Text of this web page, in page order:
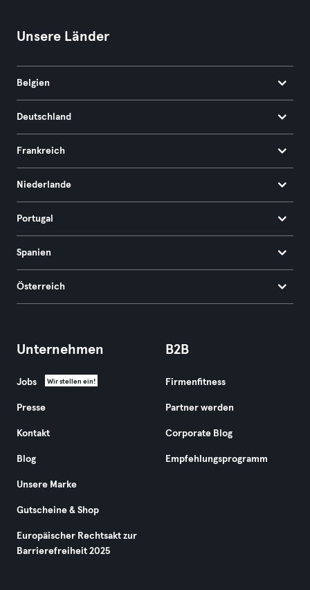
Unsere Länder
Belgien
Deutschland
Frankreich
Niederlande
Portugal
Spanien
Österreich
Unternehmen
Jobs Wir stellen ein!
Presse
Kontakt
Blog
Unsere Marke
Gutscheine & Shop
Europäischer Rechtsakt zur
Barrierefreiheit 2025
B2B
Firmenfitness
Partner werden
Corporate Blog
Empfehlungsprogramm